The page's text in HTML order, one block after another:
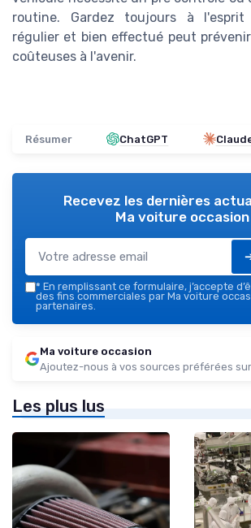
routine. Gardez toujours à
régulier et bien effectué peut
coûteuses à l'avenir.
Résumer ChatGPT
Recevez les dernières
Ma voiture occasion
* En remplissant ce formulaire, j’accepte
des fins commerciales par Ma voiture
partenaires.
Ma voiture occasion
Ajoutez-nous à vos sources préférées
Les plus lus